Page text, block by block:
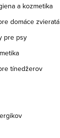
a kozmetika
domáce zvieratá
pre psy
tínedžerov